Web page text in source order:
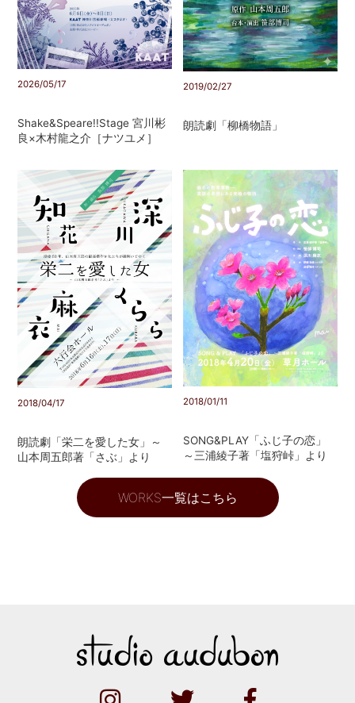
2026/05/17
Shake&Speare!!Stage 宮川彬
良×木村龍之介［ナツユメ］
2019/02/27
朗読劇「柳橋物語」
2018/04/17
朗読劇「栄二を愛した女」～
山本周五郎著「さぶ」より
2018/01/11
SONG&PLAY「ふじ子の恋」
～三浦綾子著「塩狩峠」より
WORKS一覧はこちら